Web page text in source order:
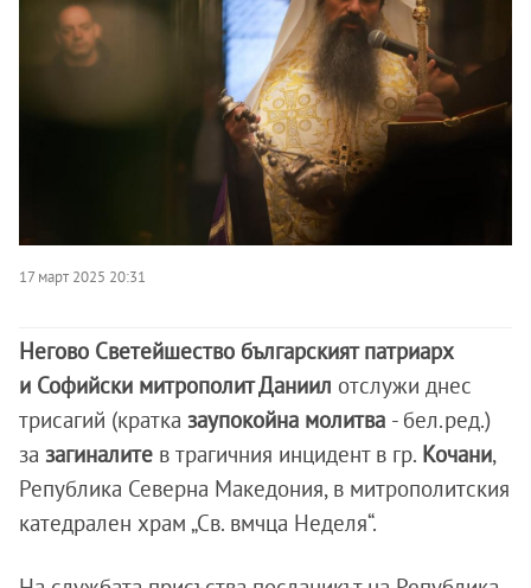
17 март 2025 20:31
Негово Светейшество българският патриарх
и Софийски митрополит Даниил отслужи днес
трисагий (кратка заупокойна молитва - бел.ред.)
за загиналите в трагичния инцидент в гр. Кочани,
Република Северна Македония, в митрополитския
катедрален храм „Св. вмчца Неделя“.